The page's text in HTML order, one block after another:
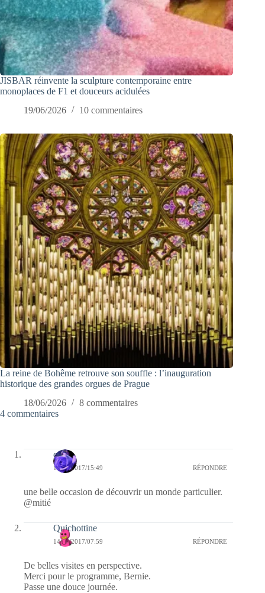
JISBAR réinvente la sculpture contemporaine entre
monoplaces de F1 et douceurs acidulées
19/06/2026
10 commentaires
La reine de Bohême retrouve son souffle : l’inauguration
historique des grandes orgues de Prague
18/06/2026
8 commentaires
4 commentaires
covix
14/09/2017/15:49 RÉPONDRE
une belle occasion de découvrir un monde particulier.
@mitié
Quichottine
14/09/2017/07:59 RÉPONDRE
De belles visites en perspective.
Merci pour le programme, Bernie.
Passe une douce journée.